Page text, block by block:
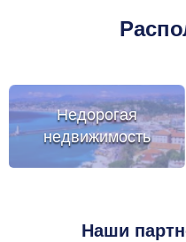
Недорогая
недвижимость
Наши